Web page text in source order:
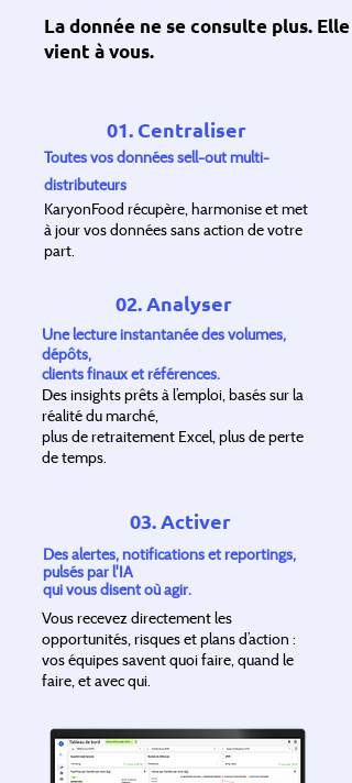
La donnée ne se consulte plus. Elle
vient à vous.
01. Centraliser
Toutes vos données sell-out multi-
distributeurs
KaryonFood récupère, harmonise et met
à jour vos données sans action de votre
part.
02. Analyser
Une lecture instantanée des volumes,
dépôts,
clients finaux et références.
Des insights prêts à l’emploi, basés sur la
réalité du marché,
plus de retraitement Excel, plus de perte
de temps.
03. Activer
Des alertes, notifications et reportings,
pulsés par l'IA
qui vous disent où agir.
Vous recevez directement les
opportunités, risques et plans d’action :
vos équipes savent quoi faire, quand le
faire, et avec qui.